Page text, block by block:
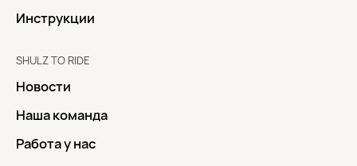
Инструкции
SHULZ TO RIDE
Новости
Наша команда
Работа у нас